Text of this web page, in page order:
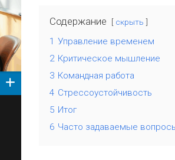
Содержание скрыть
1 Управление временем
2 Критическое мышление
3 Командная работа
4 Стрессоустойчивость
5 Итог
6 Часто задаваемые